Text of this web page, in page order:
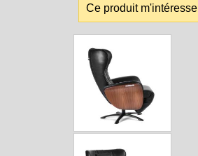
Ce produit m'intéresse